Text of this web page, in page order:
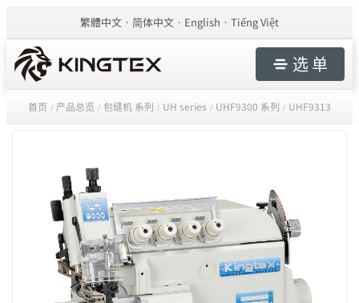
繁體中文 简体中文 English Tiếng Việt
选 单
首页 / 产品总览 / 包缝机 系列 / UH series / UHF9300 系列 / UHF9313